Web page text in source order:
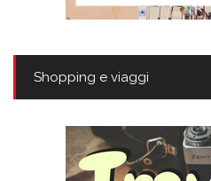
Shopping e viaggi